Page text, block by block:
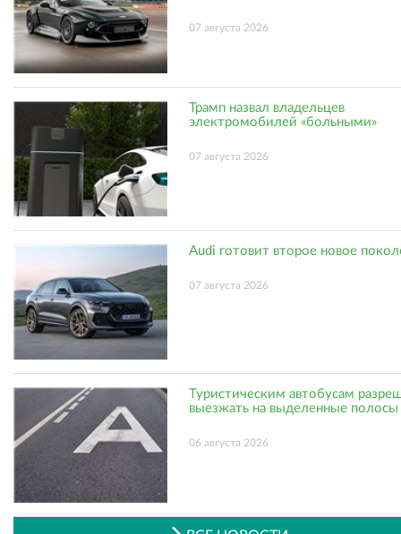
07 августа 2026
Трамп назвал владельцев
электромобилей «больными»
07 августа 2026
Audi готовит второе новое
07 августа 2026
Туристическим автобусам
выезжать на выделенные полосы
06 августа 2026